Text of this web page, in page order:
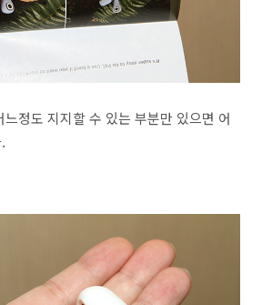
정도 지지할 수 있는 부분만 있으면 어